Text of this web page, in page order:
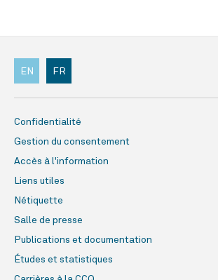
Confidentialité
Gestion du consentement
Accès à l'information
Liens utiles
Nétiquette
Salle de presse
Publications et documentation
Études et statistiques
EN FR